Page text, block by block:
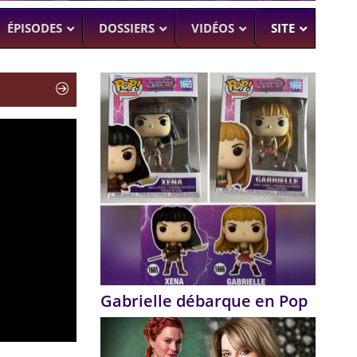
–
ÉPISODES DOSSIERS VIDÉOS SITE
Gabrielle débarque en Pop